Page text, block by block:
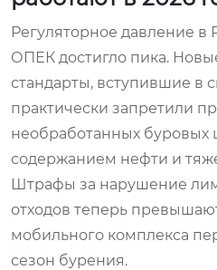
Регуляторное давление в
ОПЕК достигло пика.
стандарты, вступившие в
практически запретили
необработанных буровых
содержанием нефти и
Штрафы за нарушение
отходов теперь
мобильного комплекса
сезон бурения.